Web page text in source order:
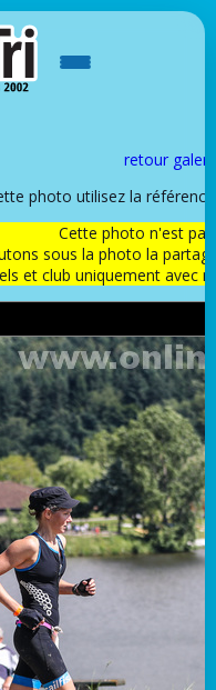
retour
photo utilisez la
Cette photo n'est
sous la photo la
et club uniquement avec